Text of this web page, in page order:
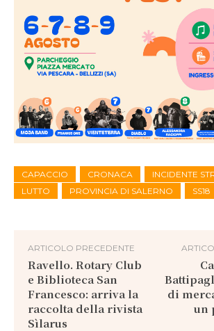
CAPACCIO CRONACA
INCIDENTE
LUTTO
PROVINCIA DI SALERNO SS18
ARTICOLO PRECEDENTE
Ravello. Rotary Club
e Biblioteca San
Francesco: arriva la
raccolta della rivista
Sìlarus
di
un